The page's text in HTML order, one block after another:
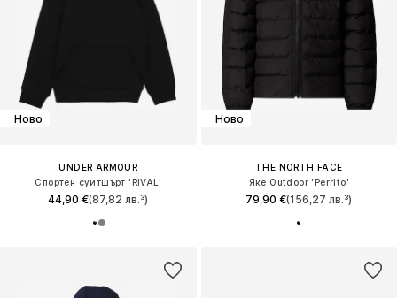
Ново
UNDER ARMOUR
Спортен суитшърт 'RIVAL'
44,90 €(87,82 лв.³)
Ново
THE NORTH FACE
Яке Outdoor 'Perrito'
79,90 €(156,27 лв.³)